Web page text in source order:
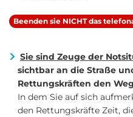
Beenden sie NICHT das
Sie sind Zeuge der
sichtbar an die Straße
Rettungskräften den
In dem Sie auf sich
den Rettungskräfte Zeit,